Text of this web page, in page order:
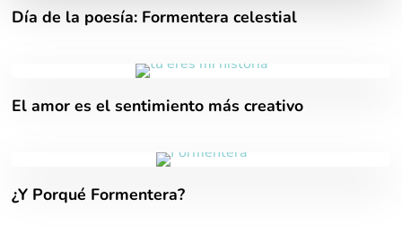
Día de la poesía: Formentera celestial
El amor es el sentimiento más creativo
¿Y Porqué Formentera?